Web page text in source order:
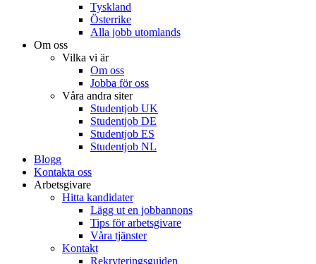
Tyskland
Österrike
Alla jobb utomlands
Om oss
Vilka vi är
Om oss
Jobba för oss
Våra andra siter
Studentjob UK
Studentjob DE
Studentjob ES
Studentjob NL
Blogg
Kontakta oss
Arbetsgivare
Hitta kandidater
Lägg ut en jobbannons
Tips för arbetsgivare
Våra tjänster
Kontakt
Rekryteringsguiden